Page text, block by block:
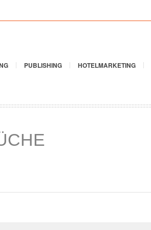
PUBLISHING HOTELMARKETING